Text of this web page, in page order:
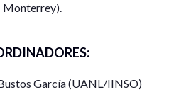
Monterrey).
García (UANL/IINSO)